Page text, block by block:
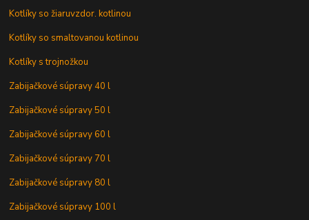
Kotlíky so žiaruvzdor. kotlinou
Kotlíky so smaltovanou kotlinou
Kotlíky s trojnožkou
Zabijačkové súpravy 40 l
Zabijačkové súpravy 50 l
Zabijačkové súpravy 60 l
Zabijačkové súpravy 70 l
Zabijačkové súpravy 80 l
Zabijačkové súpravy 100 l